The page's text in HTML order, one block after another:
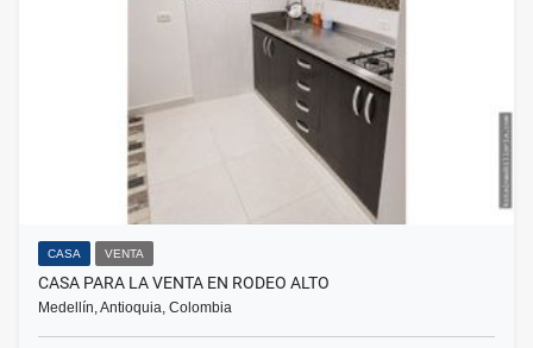
CASA VENTA
CASA PARA LA VENTA EN RODEO ALTO
Medellín, Antioquia, Colombia